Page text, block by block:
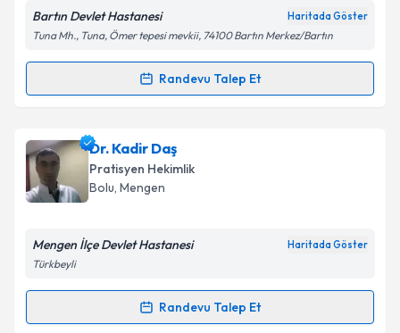
Kişisel verilerimin işlenmesine ilişkinAydınlatma
kapsamda işlenmesini kabul ediyorum.
Bartın Devlet Hastanesi Haritada Göster
Tuna Mh., Tuna, Ömer tepesi mevkii, 74100 Bartın Merkez/Bartın
Randevu Talep Et
Randevu Takvimi Talebi
Dr. Zafer Köseiçin randevu takvimi talebi oluşturun.
Size bu uzmandan randevu almanız için bir takvim
hazırlandığında e-posta ile bilgilendireceğiz.
Kişisel verilerimin işlenmesine ilişkin
Metni'ni okudum ve kişisel verilerimin belirtilen
Dr. Kadir Daş
Pratisyen Hekimlik
Bolu, Mengen
Mengen İlçe Devlet Hastanesi Haritada Göster
Türkbeyli
Randevu Talep Et
Randevu Takvimi Talebi